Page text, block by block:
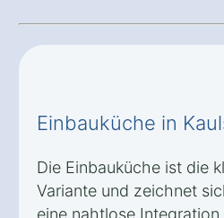
Einbauküche in
Die Einbauküche ist die
Variante und zeichnet
eine nahtlose Integration